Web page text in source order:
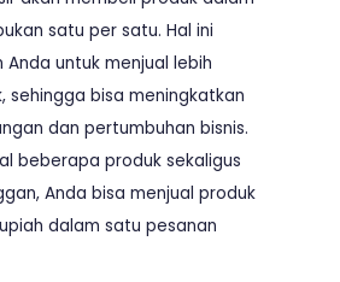
satu per satu. Hal ini
Anda untuk menjual lebih
sehingga bisa meningkatkan
dan pertumbuhan bisnis.
beberapa produk sekaligus
Anda bisa menjual produk
dalam satu pesanan